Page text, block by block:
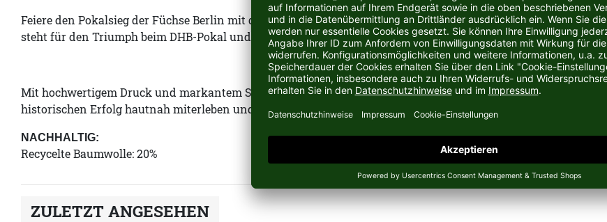
Feiere den Pokalsieg der Füchse Berlin mit dem offiziellenLIDL Final4 Winnershirt 2026. Dieses exklusive Shirt
steht für den Triumph beim DHB-Pokal und bringt die Emotionen des Final4 direkt zu dir nach Hause.
Mit hochwertigem Druck und markantem Sieger-Design ist es das perfekte Statement für alle Fans, die diesen
historischen Erfolg hautnah miterleben und feiern wollen.
NACHHALTIG:
Recycelte Baumwolle: 20%
ZULETZT ANGESEHEN